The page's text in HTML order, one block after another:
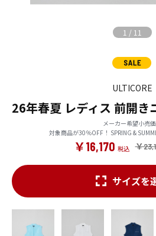
1 / 11
ULTICORE
26年春夏 レディス 前開き
メーカー希望小売
対象商品が30％OFF！ SPRING &
￥
￥16,170
サイズを